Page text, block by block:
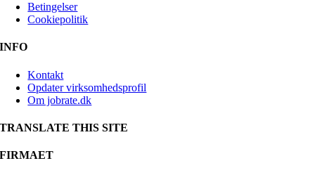
Betingelser
Cookiepolitik
INFO
Kontakt
Opdater virksomhedsprofil
Om jobrate.dk
TRANSLATE THIS SITE
FIRMAET